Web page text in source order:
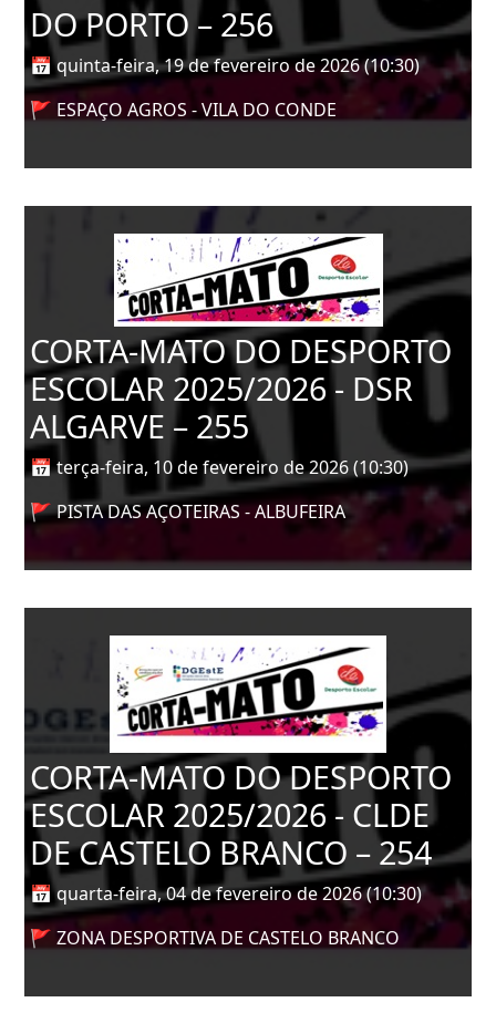
DO PORTO – 256
📅 quinta-feira, 19 de fevereiro de 2026 (10:30)
🚩 ESPAÇO AGROS - VILA DO CONDE
CORTA-MATO DO DESPORTO
ESCOLAR 2025/2026 - DSR
ALGARVE – 255
📅 terça-feira, 10 de fevereiro de 2026 (10:30)
🚩 PISTA DAS AÇOTEIRAS - ALBUFEIRA
CORTA-MATO DO DESPORTO
ESCOLAR 2025/2026 - CLDE
DE CASTELO BRANCO – 254
📅 quarta-feira, 04 de fevereiro de 2026 (10:30)
🚩 ZONA DESPORTIVA DE CASTELO BRANCO